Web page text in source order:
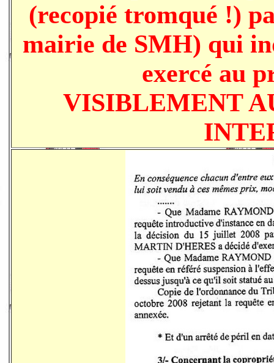
(recopié tromqué !)
mairie de SMH) qui
exercé au
VISIBLEMENT